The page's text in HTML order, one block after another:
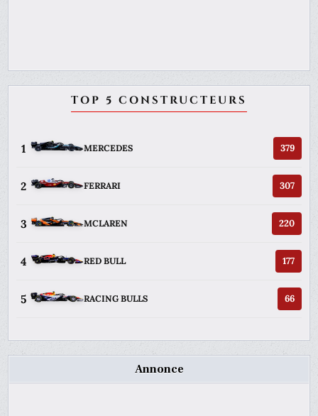
TOP 5 CONSTRUCTEURS
1 MERCEDES 379
2 FERRARI 307
3 MCLAREN 220
4 RED BULL 177
5 RACING BULLS 66
Annonce